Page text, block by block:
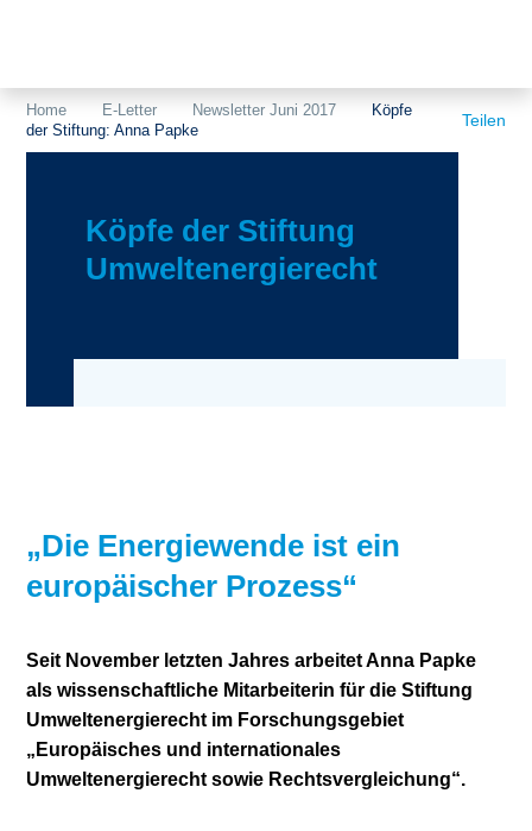
Genehmigungen
Märkte
Stromerzeugung
Wasserstoff
Blog
Über uns
Bibliothek
Infomaterial
Umweltenergierecht
Home E-Letter Newsletter Juni 2017
Köpfe
der Stiftung: Anna Papke
Teilen
Köpfe der Stiftung
Umweltenergierecht
„Die Energiewende ist ein
europäischer Prozess“
Seit November letzten Jahres arbeitet Anna Papke
als wissenschaftliche Mitarbeiterin für die Stiftung
Umweltenergierecht im Forschungsgebiet
„Europäisches und internationales
Umweltenergierecht sowie Rechtsvergleichung“.